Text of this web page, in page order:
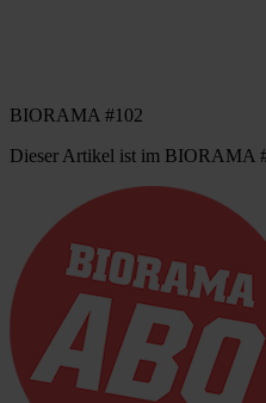
BIORAMA #102
Dieser Artikel ist im BIORAMA